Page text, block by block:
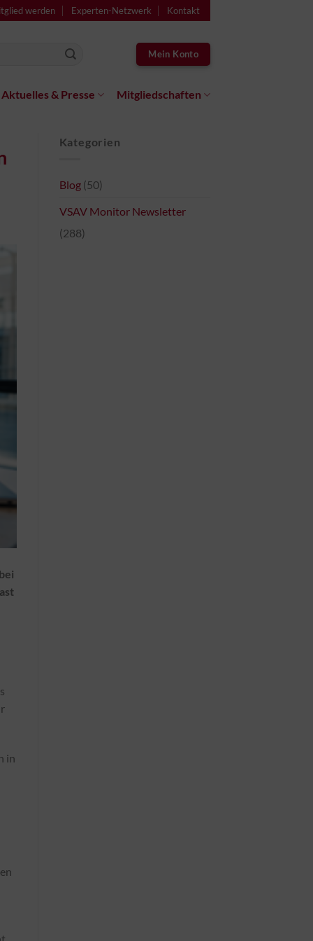
werden Experten-Netzwerk Kontakt
Mein Konto
Aktuelles & Presse Mitgliedschaften
in
Kategorien
Blog(50)
VSAV Monitor Newsletter
(288)